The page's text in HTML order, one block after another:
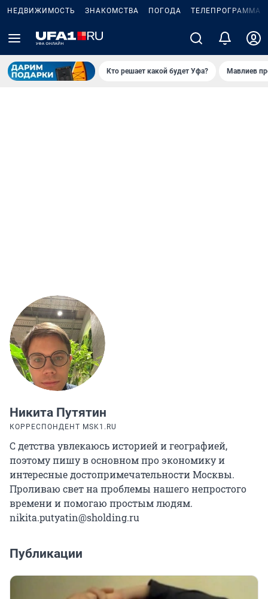
НЕДВИЖИМОСТЬ ЗНАКОМСТВА ПОГОДА ТЕЛЕПРОГРАММА
Кто решает какой будет Уфа? Мавлиев
Никита Путятин
КОРРЕСПОНДЕНТ MSK1.RU
С детства увлекаюсь историей и географией,
поэтому пишу в основном про экономику и
интересные достопримечательности Москвы.
Проливаю свет на проблемы нашего непростого
времени и помогаю простым людям.
nikita.putyatin@sholding.ru
Публикации